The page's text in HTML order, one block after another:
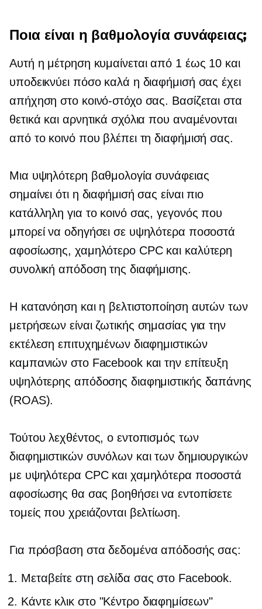
Ποια είναι η βαθμολογία συνάφειας;
Αυτή η μέτρηση κυμαίνεται από 1 έως 10 και
υποδεικνύει πόσο καλά η διαφήμισή σας έχει
απήχηση στο κοινό-στόχο σας. Βασίζεται στα
θετικά και αρνητικά σχόλια που αναμένονται
από το κοινό που βλέπει τη διαφήμισή σας.
Μια υψηλότερη βαθμολογία συνάφειας
σημαίνει ότι η διαφήμισή σας είναι πιο
κατάλληλη για το κοινό σας, γεγονός που
μπορεί να οδηγήσει σε υψηλότερα ποσοστά
αφοσίωσης, χαμηλότερο CPC και καλύτερη
συνολική απόδοση της διαφήμισης.
Η κατανόηση και η βελτιστοποίηση αυτών των
μετρήσεων είναι ζωτικής σημασίας για την
εκτέλεση επιτυχημένων διαφημιστικών
καμπανιών στο Facebook και την επίτευξη
υψηλότερης απόδοσης διαφημιστικής δαπάνης
(ROAS).
Τούτου λεχθέντος, ο εντοπισμός των
διαφημιστικών συνόλων και των δημιουργικών
με υψηλότερα CPC και χαμηλότερα ποσοστά
αφοσίωσης θα σας βοηθήσει να εντοπίσετε
τομείς που χρειάζονται βελτίωση.
Για πρόσβαση στα δεδομένα απόδοσής σας:
Μεταβείτε στη σελίδα σας στο Facebook.
Κάντε κλικ στο "Κέντρο διαφημίσεων"